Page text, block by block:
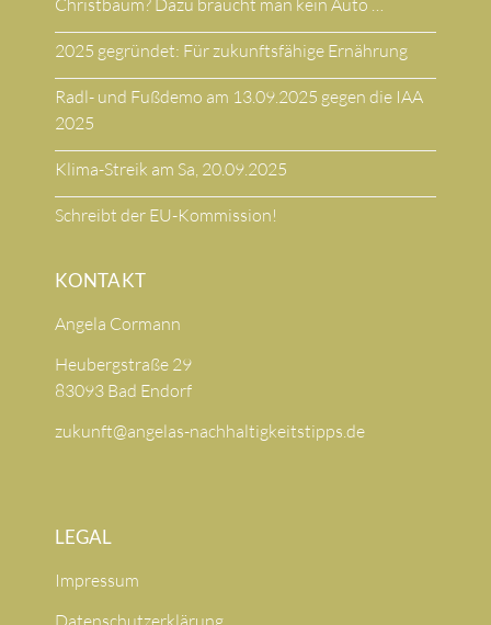
2025 gegründet: Für zukunftsfähige Ernährung
Radl- und Fußdemo am 13.09.2025 gegen die IAA
2025
Klima-Streik am Sa, 20.09.2025
Schreibt der EU-Kommission!
KONTAKT
Angela Cormann
Heubergstraße 29
83093 Bad Endorf
zukunft@angelas-nachhaltigkeitstipps.de
LEGAL
Impressum
Datenschutzerklärung